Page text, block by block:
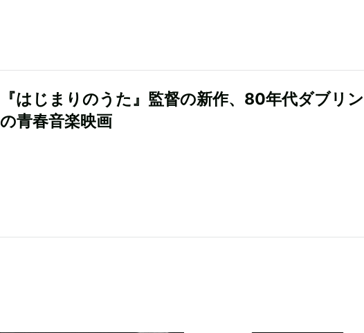
『はじまりのうた』監督の新作、80年代ダブリ
の青春音楽映画